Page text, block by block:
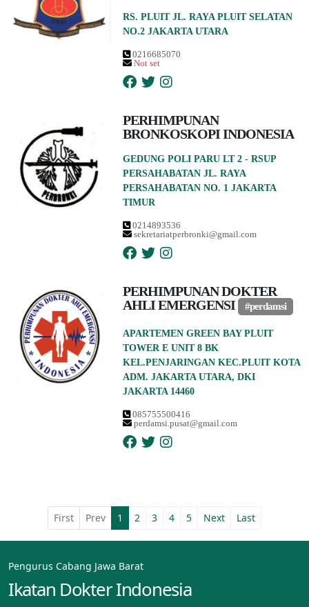
RS. PLUIT JL. RAYA PLUIT SELATAN
NO.2 JAKARTA UTARA
0216685070
Not set
PERHIMPUNAN
BRONKOSKOPI INDONESIA
GEDUNG POLI PARU LT 2 - RSUP
PERSAHABATAN JL. RAYA
PERSAHABATAN NO. 1 JAKARTA
TIMUR
0214893536
sekretariatperbronki@gmail.com
PERHIMPUNAN DOKTER
AHLI EMERGENSI
#perdamsi
APARTEMEN GREEN BAY PLUIT
TOWER E UNIT 8 BK
KEL.PENJARINGAN KEC.PLUIT KOTA
ADM. JAKARTA UTARA, DKI
JAKARTA 14460
085755500416
perdamsi.pusat@gmail.com
First Prev 1 2 3 4 5 Next Last
Pengurus Cabang Jawa Barat
Ikatan Dokter Indonesia